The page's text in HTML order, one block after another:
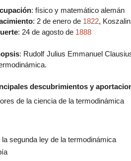
: físico y matemático alemán
: 2 de enero de 1822,
: 24 de agosto de 1888
: Rudolf Julius Emmanuel
descubrimientos y
de la ciencia de la termodinámica
segunda ley de la termodinámica